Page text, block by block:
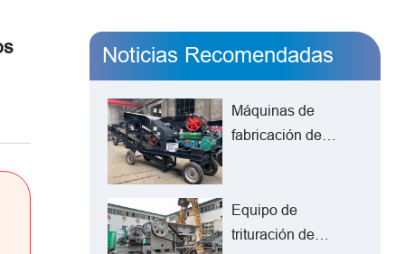
Noticias Recomendadas
Máquinas de
fabricación de
producción de
arena
Equipo de
trituración de